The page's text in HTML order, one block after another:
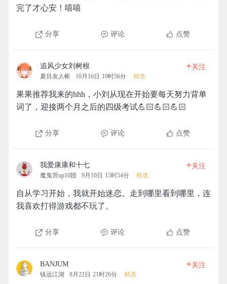
完了才心安！嘻嘻
分享 评论 点赞
追风少女刘树根
夏目友人帐 10月16日 19时56分 精选
+关注
果果推荐我来的hhh，小刘从现在开始要每天努力背单
词了，迎接两个月之后的四级考试💪🏻💪🏻💪🏻
分享 评论 点赞
我爱康康和十七
魔鬼营up10团 9月10日 15时54分 精选
+关注
自从学习开始，我就开始迷恋。走到哪里看到哪里，连
我喜欢打得游戏都不玩了。
分享 评论 点赞
BANJUM
镇远江湖 8月22日 21时26分 精选
+关注